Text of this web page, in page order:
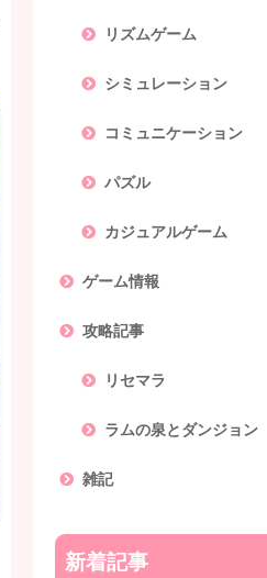
リズムゲーム
シミュレーション
コミュニケーション
パズル
カジュアルゲーム
ゲーム情報
攻略記事
リセマラ
ラムの泉とダンジョン
雑記
新着記事